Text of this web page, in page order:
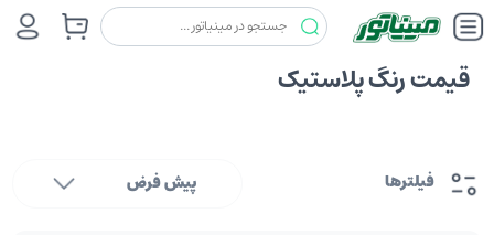
قیمت رنگ پلاستیک
فیلترها پیش فرض